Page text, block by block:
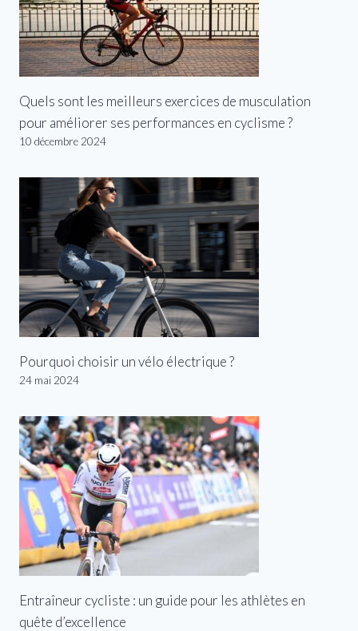
Quels sont les meilleurs exercices de musculation
pour améliorer ses performances en cyclisme ?
10 décembre 2024
Pourquoi choisir un vélo électrique ?
24 mai 2024
Entraîneur cycliste : un guide pour les athlètes en
quête d’excellence